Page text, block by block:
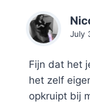
July
Fijn dat het
het zelf
opkruipt bij